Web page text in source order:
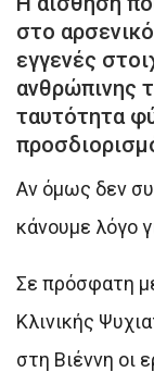
στο
εγγενές
ανθρώπινης
ταυτότητα
Αν όμως δεν
κάνουμε λόγο
Σε πρόσφατη
Κλινικής
στη Βιέννη οι